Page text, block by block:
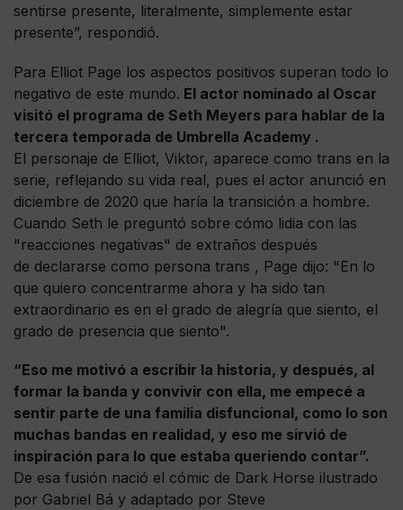
sentirse presente, literalmente, simplemente estar
presente”, respondió.
Para Elliot Page los aspectos positivos superan todo lo
negativo de este mundo. El actor nominado al Oscar
visitó el programa de Seth Meyers para hablar de la
tercera temporada de Umbrella Academy .
El personaje de Elliot, Viktor, aparece como trans en la
serie, reflejando su vida real, pues el actor anunció en
diciembre de 2020 que haría la transición a hombre.
Cuando Seth le preguntó sobre cómo lidia con las
"reacciones negativas" de extraños después
de declararse como persona trans , Page dijo: "En lo
que quiero concentrarme ahora y ha sido tan
extraordinario es en el grado de alegría que siento, el
grado de presencia que siento".
“Eso me motivó a escribir la historia, y después, al
formar la banda y convivir con ella, me empecé a
sentir parte de una familia disfuncional, como lo son
muchas bandas en realidad, y eso me sirvió de
inspiración para lo que estaba queriendo contar”.
De esa fusión nació el cómic de Dark Horse ilustrado
por Gabriel Bá y adaptado por Steve